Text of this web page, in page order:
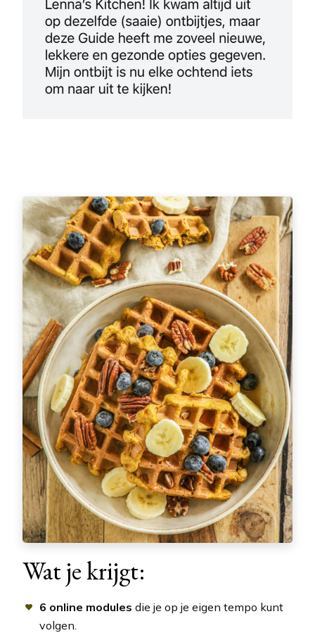
Wat je krijgt:
6 online modules die je op je eigen tempo kunt
volgen.